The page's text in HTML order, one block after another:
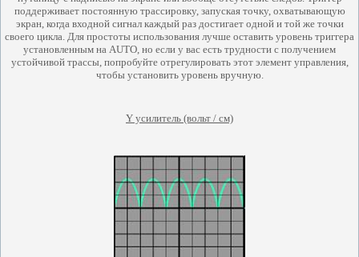
поддерживает постоянную трассировку, запуская точку, охватывающую
экран, когда входной сигнал каждый раз достигает одной и той же точки
своего цикла. Для простоты использования лучше оставить уровень триггера
установленным на AUTO, но если у вас есть трудности с получением
устойчивой трассы, попробуйте отрегулировать этот элемент управления,
чтобы установить уровень вручную.
Y усилитель (вольт / см)